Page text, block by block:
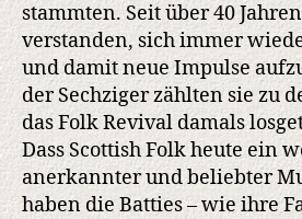
stammten. Seit über 40
verstanden, sich immer
und damit neue Impulse
der Sechziger zählten sie zu
das Folk Revival damals
Dass Scottish Folk heute ein
anerkannter und beliebter
haben die Batties – wie ihre